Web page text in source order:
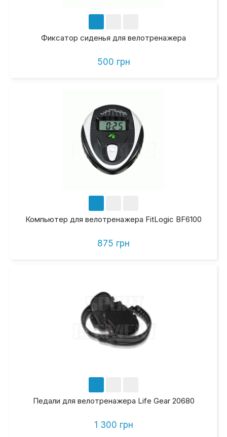
Фиксатор сиденья для велотренажера
500 грн
Компьютер для велотренажера FitLogic BF6100
875 грн
Педали для велотренажера Life Gear 20680
1 300 грн